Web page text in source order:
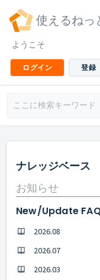
使えるね
ようこそ
ログイン 登録
ナレッジベース
お知らせ
New/Update
2026.08
2026.07
2026.03